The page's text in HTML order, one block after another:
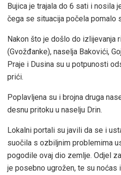
Bujica je trajala do 6 sati i nosila
čega se situacija počela pomalo
Nakon što je došlo do izlijevanja
(Gvožđanke), naselja Bakovići,
Praje i Dusina su u potpunosti
prići.
Poplavljena su i brojna druga
desnu pritoku u naselju Drin.
Lokalni portali su javili da se i
suočila s ozbiljnim problemima
pogodile ovaj dio zemlje. Odjel
je posebno ugrožen, te su noćas